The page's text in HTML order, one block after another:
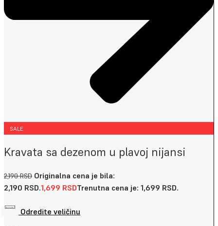
SALE
Kravata sa dezenom u plavoj nijansi
2,190RSD Originalna cena je bila:
2,190 RSD.1,699 RSDTrenutna cena je: 1,699 RSD.
Odredite veličinu